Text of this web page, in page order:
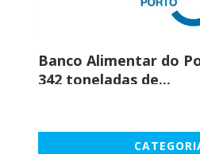
Banco Alimentar do
342 toneladas de...